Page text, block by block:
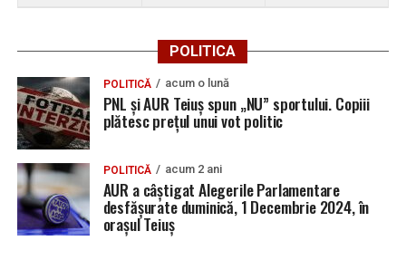
vacante
Bărbat de 30 de ani din Galda de Jos, reținut după
ce și-ar fi agresat și violat partenera
POLITICA
POLITICĂ acum o lună
PNL și AUR Teiuș spun „NU” sportului. Copiii
plătesc prețul unui vot politic
POLITICĂ acum 2 ani
AUR a câștigat Alegerile Parlamentare
desfășurate duminică, 1 Decembrie 2024, în
orașul Teiuș